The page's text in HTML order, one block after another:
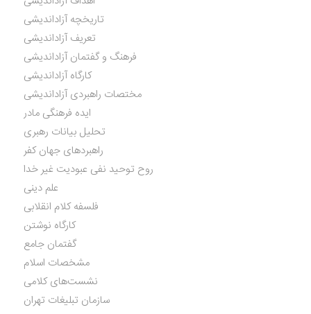
تاریخچه آزاداندیشی
تعریف آزاداندیشی
فرهنگ و گفتمان آزاداندیشی
کارگاه آزاداندیشی
مختصات راهبردی آزاداندیشی
ایده فرهنگی مادر
تحلیل بیانات رهبری
راهبردهای جهان کفر
روح توحید نفی عبودیت غیر خدا
علم دینی
فلسفه کلام انقلابی
کارگاه نوشتن
گفتمان جامع
مشخصات اسلام
نشست‌های کلامی
سازمان تبلیغات تهران